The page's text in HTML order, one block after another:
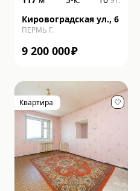
Кировоградская ул., 6
ПЕРМЬ Г.
9 200 000₽
Квартира